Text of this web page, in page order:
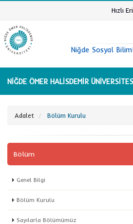
Hızlı
NİĞDE ÖMER HALİSDEMİR
Niğde Sosyal
Adalet Bölüm Kurulu
Bölüm
Genel Bilgi
Bölüm Kurulu
Sayılarla Bölümümüz